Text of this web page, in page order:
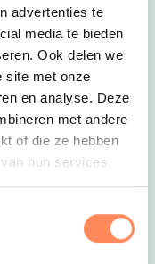
advertenties te
media te bieden
Ook delen we
site met onze
en analyse. Deze
met andere
of die ze hebben
hun services.